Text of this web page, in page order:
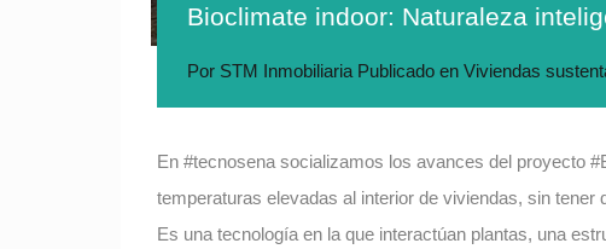
Bioclimate indoor: Naturaleza
Por STM Inmobiliaria Publicado en Viviendas
En #tecnosena socializamos los avances del proyecto
temperaturas elevadas al interior de viviendas, sin
Es una tecnología en la que interactúan plantas, una